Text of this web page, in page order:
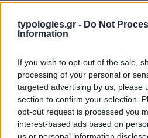
typologies.gr - Do Not
Information
If you wish to opt-out of the sale,
processing of your personal or
targeted advertising by us, please
section to confirm your selection.
opt-out request is processed you
interest-based ads based on